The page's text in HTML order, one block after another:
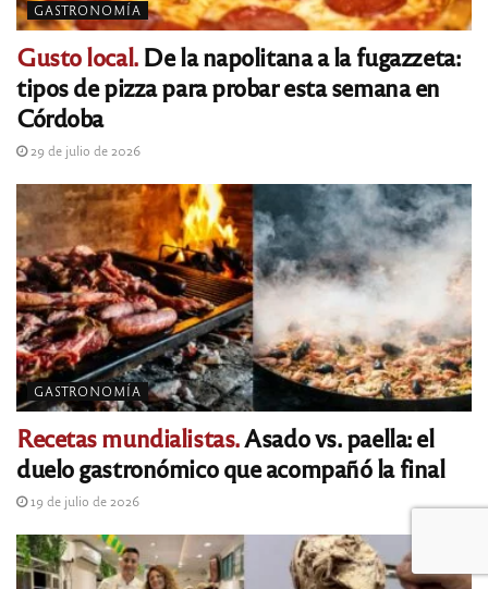
GASTRONOMÍA
Gusto local.De la napolitana a la fugazzeta:
tipos de pizza para probar esta semana en
Córdoba
29 de julio de 2026
GASTRONOMÍA
Recetas mundialistas.Asado vs. paella: el
duelo gastronómico que acompañó la final
19 de julio de 2026